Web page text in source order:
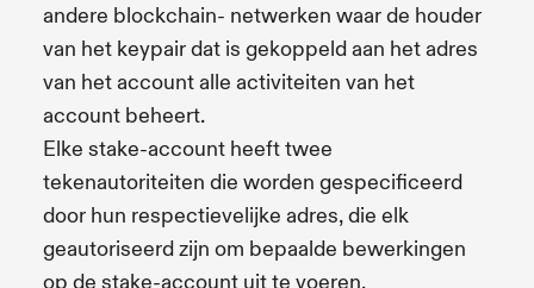
andere blockchain- netwerken waar de houder
van het keypair dat is gekoppeld aan het adres
van het account alle activiteiten van het
account beheert.
Elke stake-account heeft twee
tekenautoriteiten die worden gespecificeerd
door hun respectievelijke adres, die elk
geautoriseerd zijn om bepaalde bewerkingen
op de stake-account uit te voeren.